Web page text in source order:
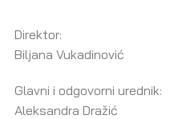
Direktor:
Biljana Vukadinović
Glavni i odgovorni urednik:
Aleksandra Dražić